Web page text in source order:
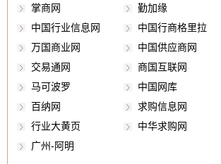
件、光敏元件、气敏元件、力敏元件、磁敏元
件、湿敏元件、声敏元件、放射线敏感元件、色
敏元件和味敏元件等十大类（还有人曾将敏感元
件分46类）。5常见种类电阻式传感器电阻式传
湿度、温度等这些物理量转换式成电阻值这样的
一种器件。主要有电阻应变式、压阻式、热电
阻、热敏、气敏、湿敏等电阻式传感器件。变频
功率传感器变频功率传感器通过对输入的电压、
4WRKE、4WRBKE、4WS2EM 高频响方向阀：
4WRPH、4WRPEH、5WRP、5WRPE、
4WRREH、4WRP、4WRPE、4WRP(E)H、
4WRSE、4WRSEH、4WRPNH、4WRL、
4WRLE、4WRDE、3WRCBH. 伺服系统：
HAS、HNL、HCS、HNL. 柱塞泵：A4VSO、
A10VSO、A2FO，定量马达：A2FM，A4FM，
A10FM/E， 齿轮泵：0510、AZPF，叶片泵：
向阀：4WRA、4WRAE、4WRE、4WREE、
4WREEM、4WRH、4WRZ、4WRZE、
4WRKE、4WRBKE、4WS2EM 高频响方向阀：
4WRPH、4WRPEH、5WRP、5WRPE、
4WRSE、4WRSEH、4WRPNH、4WRL、
4WRLE、4WRVE、4WRGE、4WRL、
4WRLE、4WRDE、3WRCBH. 伺服系统：
HAS、HNL、HCS、HNL. 柱塞泵：A4VSO、
掌商网
勤加缘
中国行业信息网
中国行商格里拉
万国商业网
中国供应商网
交易通网
商国互联网
马可波罗
中国网库
百纳网
求购信息网
行业大黄页
中华求购网
广州-阿明